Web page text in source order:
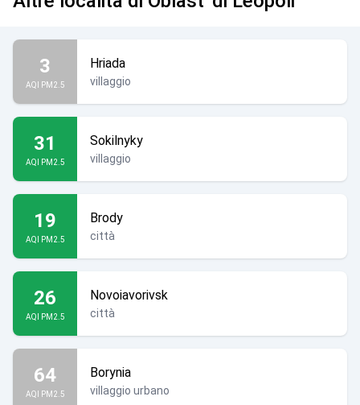
3
AQI PM2.5
Hriada
villaggio
31
AQI PM2.5
Sokilnyky
villaggio
19
AQI PM2.5
Brody
città
26
AQI PM2.5
Novoiavorivsk
città
64
AQI PM2.5
Borynia
villaggio urbano